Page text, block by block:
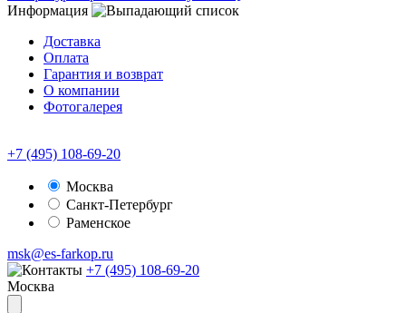
Информация
Доставка
Оплата
Гарантия и возврат
О компании
Фотогалерея
+7 (495) 108-69-20
Москва
Санкт-Петербург
Раменское
msk@es-farkop.ru
+7 (495) 108-69-20
Москва